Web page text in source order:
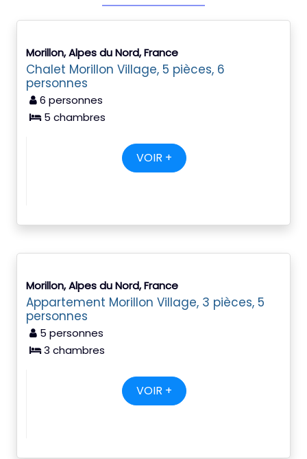
Morillon, Alpes du Nord, France
Chalet Morillon Village, 5 pièces, 6
personnes
6 personnes
5 chambres
VOIR +
Morillon, Alpes du Nord, France
Appartement Morillon Village, 3 pièces, 5
personnes
5 personnes
3 chambres
VOIR +